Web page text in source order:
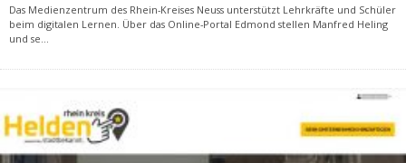
Das Medienzentrum des Rhein-Kreises Neuss unterstützt Lehrkräfte und Schüler
beim digitalen Lernen. Über das Online-Portal Edmond stellen Manfred Heling
und se...